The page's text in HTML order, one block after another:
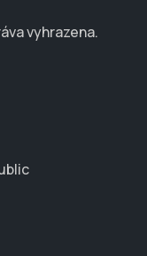
vyhrazena.